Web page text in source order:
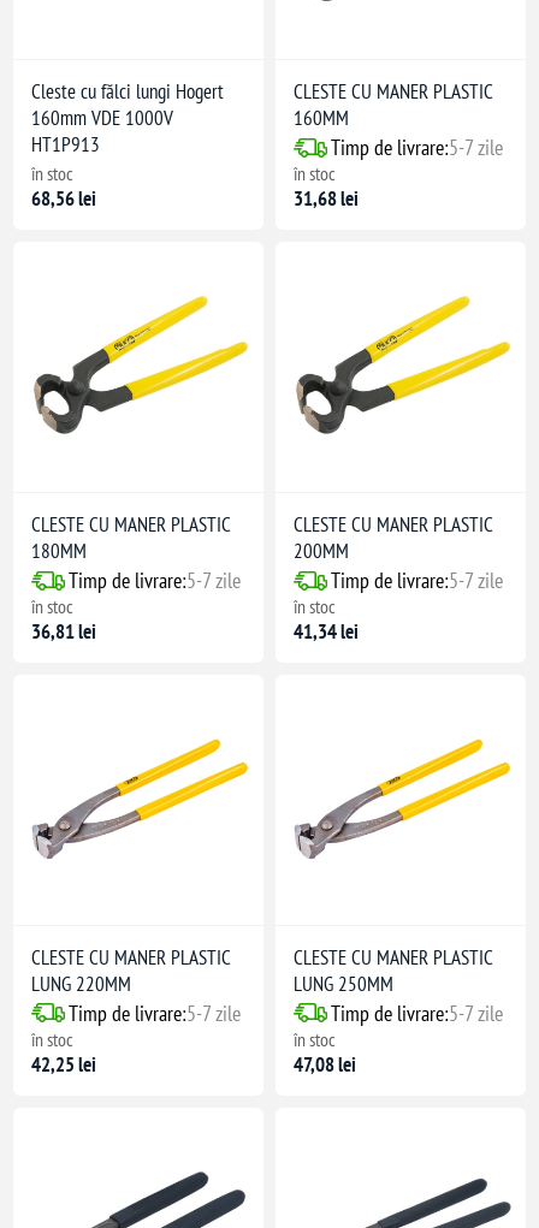
Cleste cu fălci lungi Hogert
160mm VDE 1000V
HT1P913
în stoc
68,56 lei
CLESTE CU MANER PLASTIC
160MM
Timp de livrare:5-7 zile
în stoc
31,68 lei
CLESTE CU MANER PLASTIC
180MM
Timp de livrare:5-7 zile
în stoc
36,81 lei
CLESTE CU MANER PLASTIC
200MM
Timp de livrare:5-7 zile
în stoc
41,34 lei
CLESTE CU MANER PLASTIC
LUNG 220MM
Timp de livrare:5-7 zile
în stoc
42,25 lei
CLESTE CU MANER PLASTIC
LUNG 250MM
Timp de livrare:5-7 zile
în stoc
47,08 lei